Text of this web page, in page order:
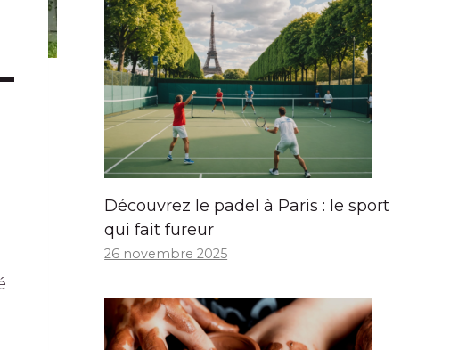
Découvrez le padel à Paris : le sport
qui fait fureur
26 novembre 2025